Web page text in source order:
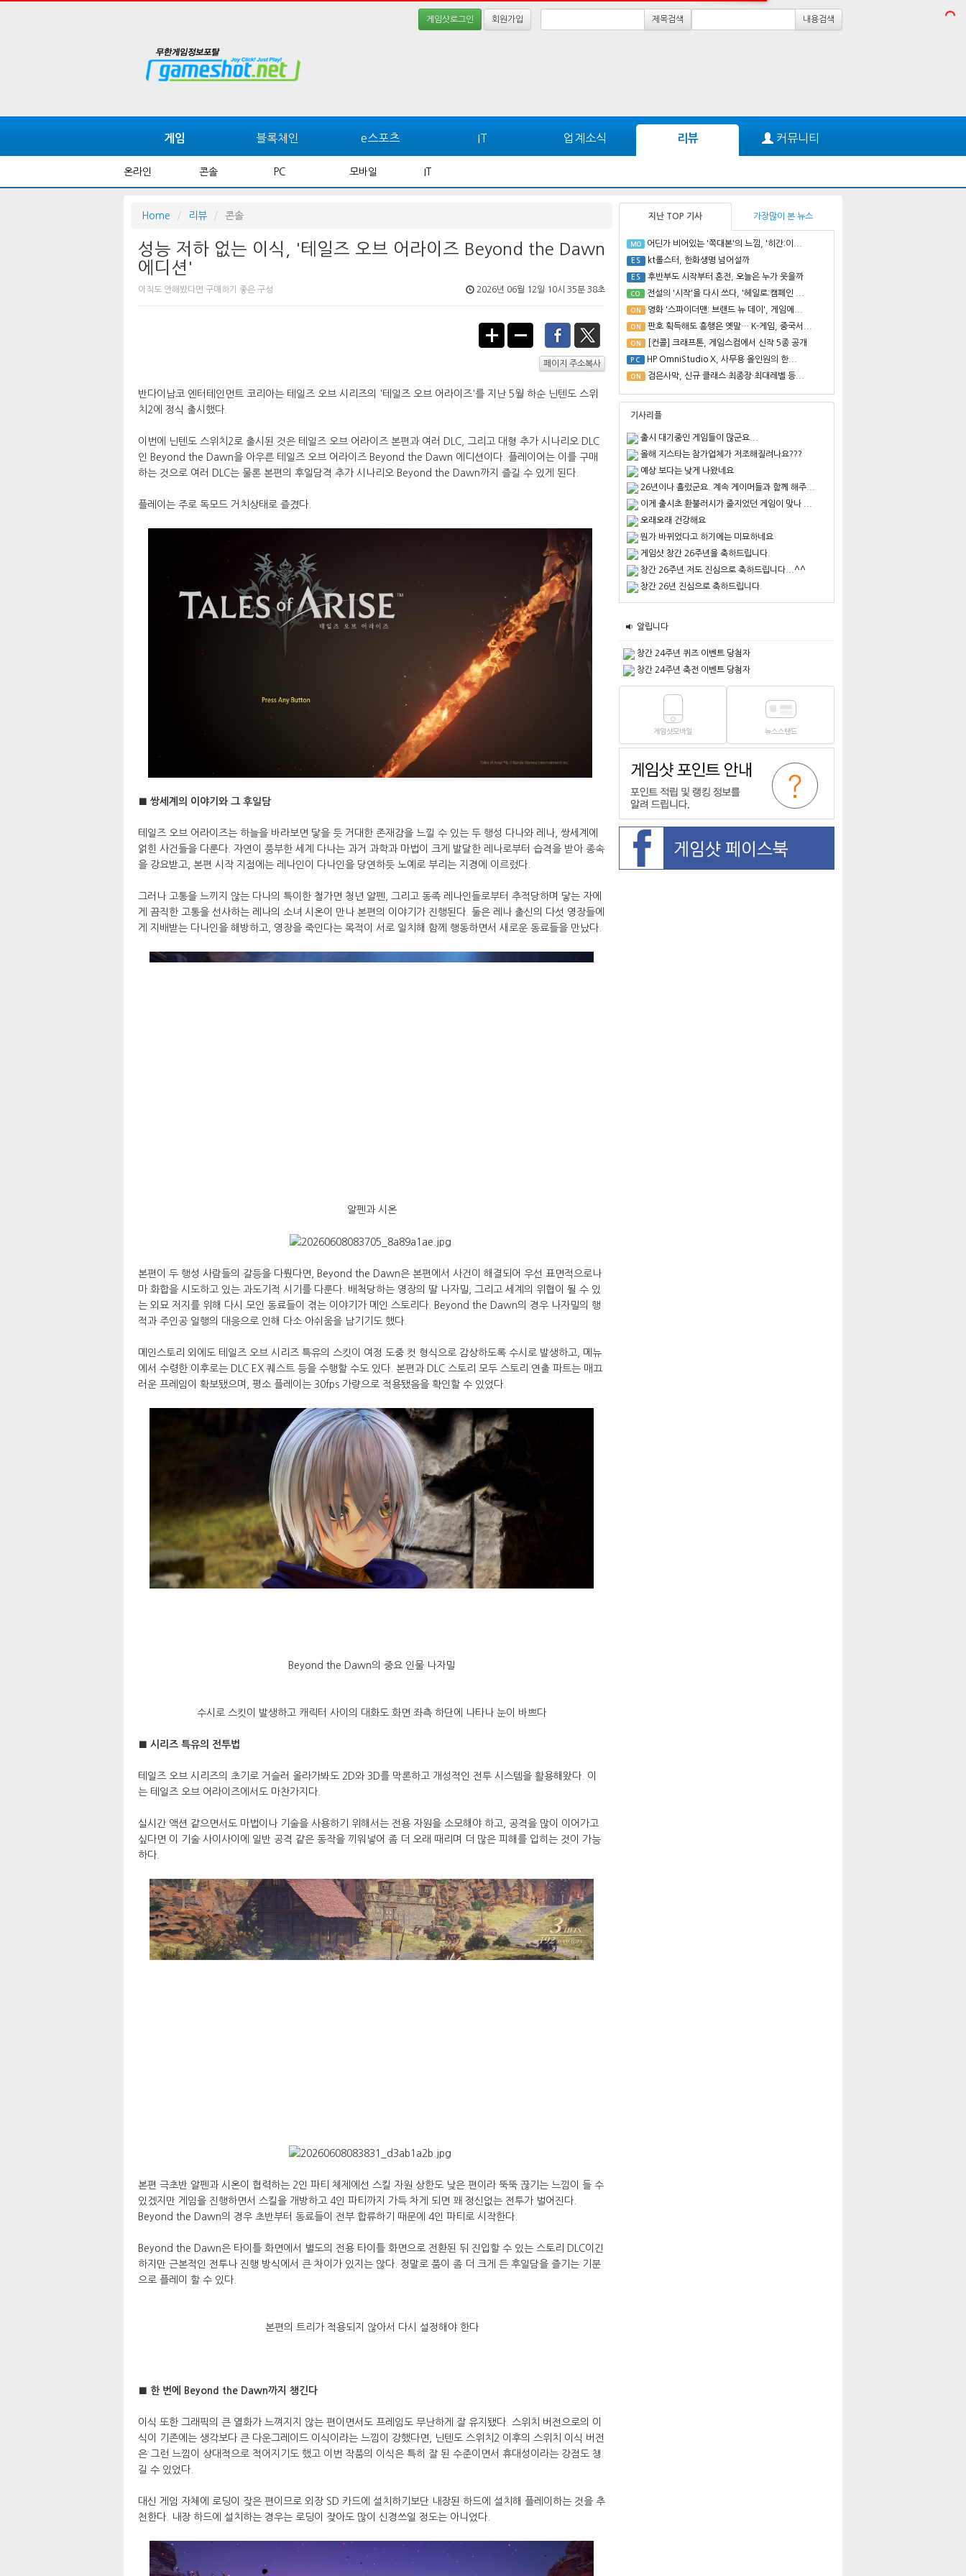
게임샷로그인 회원가입 제목검색 내용검색
게임 블록체인 e스포츠 IT 업계소식 리뷰 커뮤니티
온라인 콘솔 PC 모바일 IT
Home 리뷰 콘솔
성능 저하 없는 이식, '테일즈 오브 어라이즈 Beyond the Dawn
에디션'
아직도 안해봤다면 구매하기 좋은 구성 2026년 06월 12일 10시 35분 38초
페이지 주소복사
반다이남코 엔터테인먼트 코리아는 테일즈 오브 시리즈의 '테일즈 오브 어라이즈'를 지난 5월 하순 닌텐도 스위
치2에 정식 출시했다.
이번에 닌텐도 스위치2로 출시된 것은 테일즈 오브 어라이즈 본편과 여러 DLC, 그리고 대형 추가 시나리오 DLC
인 Beyond the Dawn을 아우른 테일즈 오브 어라이즈 Beyond the Dawn 에디션이다. 플레이어는 이를 구매
하는 것으로 여러 DLC는 물론 본편의 후일담격 추가 시나리오 Beyond the Dawn까지 즐길 수 있게 된다.
플레이는 주로 독모드 거치상태로 즐겼다.
■ 쌍세계의 이야기와 그 후일담
테일즈 오브 어라이즈는 하늘을 바라보면 닿을 듯 거대한 존재감을 느낄 수 있는 두 행성 다나와 레나, 쌍세계에
얽힌 사건들을 다룬다. 자연이 풍부한 세계 다나는 과거 과학과 마법이 크게 발달한 레나로부터 습격을 받아 종속
을 강요받고, 본편 시작 지점에는 레나인이 다나인을 당연하듯 노예로 부리는 지경에 이르렀다.
그러나 고통을 느끼지 않는 다나의 특이한 철가면 청년 알펜, 그리고 동족 레나인들로부터 추적당하며 닿는 자에
게 끔직한 고통을 선사하는 레나의 소녀 시온이 만나 본편의 이야기가 진행된다. 둘은 레나 출신의 다섯 영장들에
게 지배받는 다나인을 해방하고, 영장을 죽인다는 목적이 서로 일치해 함께 행동하면서 새로운 동료들을 만났다.
알펜과 시온
본편이 두 행성 사람들의 갈등을 다뤘다면, Beyond the Dawn은 본편에서 사건이 해결되어 우선 표면적으로나
마 화합을 시도하고 있는 과도기적 시기를 다룬다. 배척당하는 영장의 딸 나자밀, 그리고 세계의 위협이 될 수 있
는 외묘 저지를 위해 다시 모인 동료들이 겪는 이야기가 메인 스토리다. Beyond the Dawn의 경우 나자밀의 행
적과 주인공 일행의 대응으로 인해 다소 아쉬움을 남기기도 했다.
메인스토리 외에도 테일즈 오브 시리즈 특유의 스킷이 여정 도중 컷 형식으로 감상하도록 수시로 발생하고, 메뉴
에서 수령한 이후로는 DLC EX 퀘스트 등을 수행할 수도 있다. 본편과 DLC 스토리 모두 스토리 연출 파트는 매끄
러운 프레임이 확보됐으며, 평소 플레이는 30fps 가량으로 적용됐음을 확인할 수 있었다.
Beyond the Dawn의 중요 인물 나자밀
수시로 스킷이 발생하고 캐릭터 사이의 대화도 화면 좌측 하단에 나타나 눈이 바쁘다
■ 시리즈 특유의 전투법
테일즈 오브 시리즈의 초기로 거슬러 올라가봐도 2D와 3D를 막론하고 개성적인 전투 시스템을 활용해왔다. 이
는 테일즈 오브 어라이즈에서도 마찬가지다.
실시간 액션 같으면서도 마법이나 기술을 사용하기 위해서는 전용 자원을 소모해야 하고, 공격을 많이 이어가고
싶다면 이 기술 사이사이에 일반 공격 같은 동작을 끼워넣어 좀 더 오래 때리며 더 많은 피해를 입히는 것이 가능
하다.
본편 극초반 알펜과 시온이 협력하는 2인 파티 체제에선 스킬 자원 상한도 낮은 편이라 뚝뚝 끊기는 느낌이 들 수
있겠지만 게임을 진행하면서 스킬을 개방하고 4인 파티까지 가득 차게 되면 꽤 정신없는 전투가 벌어진다.
Beyond the Dawn의 경우 초반부터 동료들이 전부 합류하기 때문에 4인 파티로 시작한다.
Beyond the Dawn은 타이틀 화면에서 별도의 전용 타이틀 화면으로 전환된 뒤 진입할 수 있는 스토리 DLC이긴
하지만 근본적인 전투나 진행 방식에서 큰 차이가 있지는 않다. 정말로 품이 좀 더 크게 든 후일담을 즐기는 기분
으로 플레이 할 수 있다.
본편의 트리가 적용되지 않아서 다시 설정해야 한다
■ 한 번에 Beyond the Dawn까지 챙긴다
이식 또한 그래픽의 큰 열화가 느껴지지 않는 편이면서도 프레임도 무난하게 잘 유지됐다. 스위치 버전으로의 이
식이 기존에는 생각보다 큰 다운그레이드 이식이라는 느낌이 강했다면, 닌텐도 스위치2 이후의 스위치 이식 버전
은 그런 느낌이 상대적으로 적어지기도 했고 이번 작품의 이식은 특히 잘 된 수준이면서 휴대성이라는 강점도 챙
길 수 있었다.
대신 게임 자체에 로딩이 잦은 편이므로 외장 SD 카드에 설치하기보단 내장된 하드에 설치해 플레이하는 것을 추
천한다. 내장 하드에 설치하는 경우는 로딩이 잦아도 많이 신경쓰일 정도는 아니었다.
지난 TOP 기사 가장많이 본 뉴스
MO 어딘가 비어있는 '쪽대본'의 느낌, '히간:이...
ES kt롤스터, 한화생명 넘어설까
ES 후반부도 시작부터 혼전, 오늘은 누가 웃을까
CO 전설의 '시작'을 다시 쓰다, '헤일로:캠페인 ...
ON 영화 '스파이더맨: 브랜드 뉴 데이', 게임에...
ON 판호 획득해도 흥행은 옛말… K-게임, 중국서...
ON [컨콜] 크래프톤, 게임스컴에서 신작 5종 공개
PC HP OmniStudio X, 사무용 올인원의 한...
ON 검은사막, 신규 클래스·최종장·최대레벨 등...
기사리플
출시 대기중인 게임들이 많군요...
올해 지스타는 참가업체가 저조해질려나요???
예상 보다는 낮게 나왔네요
26년이나 흘렀군요. 계속 게이머들과 함께 해주...
이게 출시초 환불러시가 줄지었던 게임이 맞나 ...
오래오래 건강해요
뭔가 바뀌었다고 하기에는 미묘하네요
게임샷 창간 26주년을 축하드립니다.
창간 26주년 저도 진심으로 축하드립니다...^^
창간 26년 진심으로 축하드립니다.
알립니다
창간 24주년 퀴즈 이벤트 당첨자
창간 24주년 축전 이벤트 당첨자
게임샷모바일 뉴스스탠드